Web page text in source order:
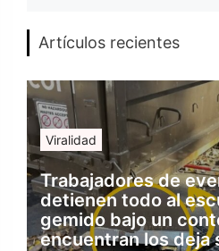
Artículos recientes
Viralidad
Trabajadores de
detienen todo al
gemido bajo un
encuentran los deja